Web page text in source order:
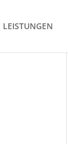
LEISTUNGEN